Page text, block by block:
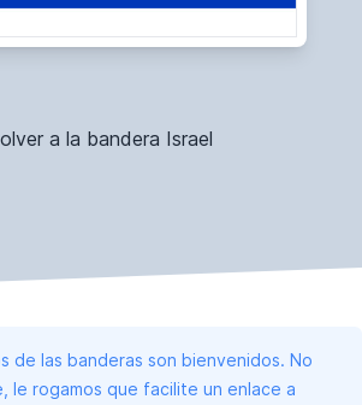
a la bandera Israel
de las banderas son bienvenidos. No
le rogamos que facilite un enlace a